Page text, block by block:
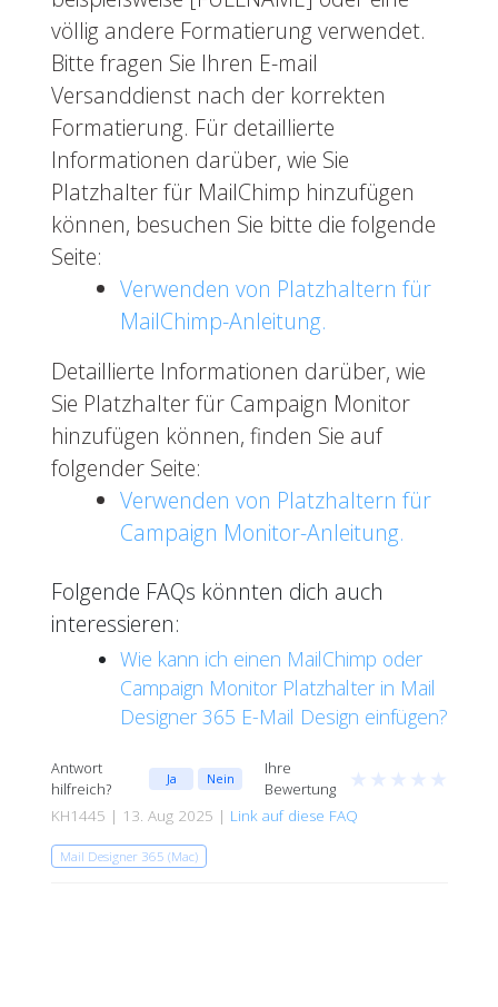
völlig andere Formatierung verwendet.
Bitte fragen Sie Ihren E-mail
Versanddienst nach der korrekten
Formatierung. Für detaillierte
Informationen darüber, wie Sie
Platzhalter für MailChimp hinzufügen
können, besuchen Sie bitte die folgende
Seite:
Verwenden von Platzhaltern für
MailChimp-Anleitung.
Detaillierte Informationen darüber, wie
Sie Platzhalter für Campaign Monitor
hinzufügen können, finden Sie auf
folgender Seite:
Verwenden von Platzhaltern für
Campaign Monitor-Anleitung.
Folgende FAQs könnten dich auch
interessieren:
Wie kann ich einen MailChimp oder
Campaign Monitor Platzhalter in Mail
Designer 365 E-Mail Design einfügen?
Antwort
hilfreich?
Ja Nein
Ihre
Bewertung
★ ★ ★ ★ ★
KH1445 | 13. Aug 2025 | Link auf diese FAQ
Mail Designer 365 (Mac)